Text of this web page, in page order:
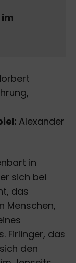
Alexander
in
sich bei
das
Menschen,
Firlinger, das
den